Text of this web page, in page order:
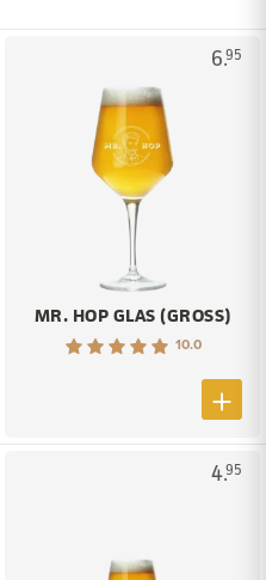
6.95
MR. HOP GLAS (GROSS)
10.0
4.95